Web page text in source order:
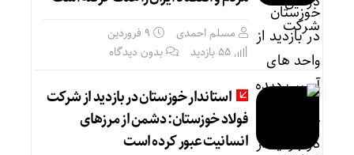
مسلم احمدی
۹ فروردین
بدون دیدگاه
استاندار خوزستان در بازدید از شرکت
فولاد خوزستان: دشمن از مرزهای
انسانیت عبور کرده است